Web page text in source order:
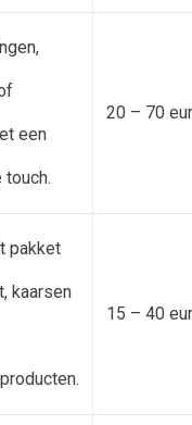
een
20 – 70
pakket
kaarsen
15 – 40